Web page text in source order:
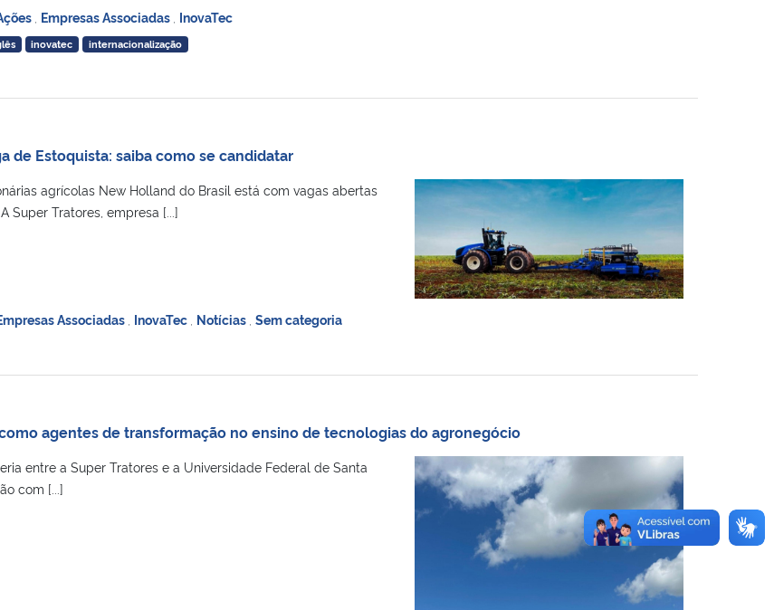
Empresas Associadas InovaTec
inovatec internacionalização
de Estoquista: saiba como se candidatar
agrícolas New Holland do Brasil está com vagas abertas
Super Tratores, empresa [...]
Associadas InovaTec Notícias Sem categoria
agentes de transformação no ensino de tecnologias do agronegócio
entre a Super Tratores e a Universidade Federal de Santa
com [...]